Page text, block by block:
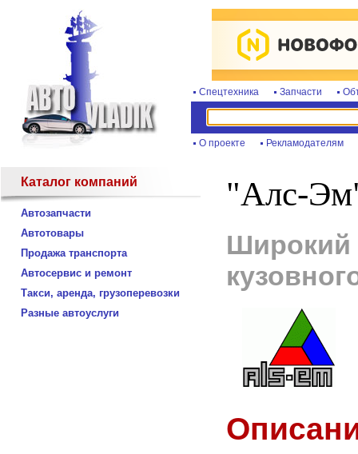
Спецтехника Запчасти
О проекте Рекламодателям
Каталог компаний
Автозапчасти
Автотовары
Продажа транспорта
Автосервис и ремонт
Такси, аренда, грузоперевозки
Разные автоуслуги
"Алс-
Широкий